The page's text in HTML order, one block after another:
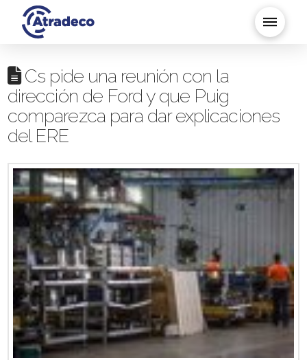
Cs pide una reunión con la
dirección de Ford y que Puig
comparezca para dar explicaciones
del ERE